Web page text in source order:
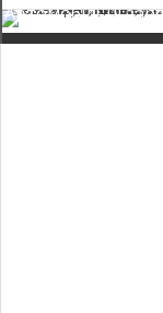
Автомобільні